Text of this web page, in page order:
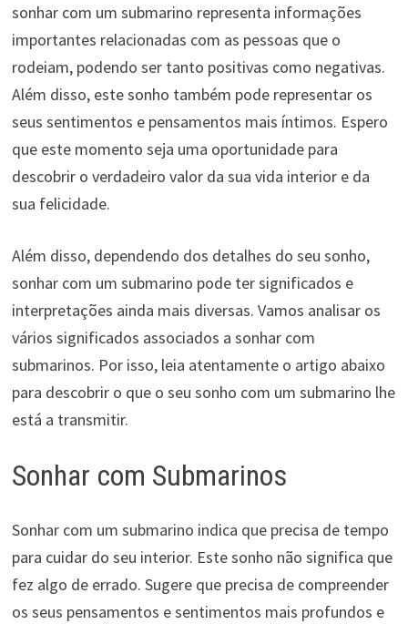
sonhar com um submarino representa informações
importantes relacionadas com as pessoas que o
rodeiam, podendo ser tanto positivas como negativas.
Além disso, este sonho também pode representar os
seus sentimentos e pensamentos mais íntimos. Espero
que este momento seja uma oportunidade para
descobrir o verdadeiro valor da sua vida interior e da
sua felicidade.
Além disso, dependendo dos detalhes do seu sonho,
sonhar com um submarino pode ter significados e
interpretações ainda mais diversas. Vamos analisar os
vários significados associados a sonhar com
submarinos. Por isso, leia atentamente o artigo abaixo
para descobrir o que o seu sonho com um submarino lhe
está a transmitir.
Sonhar com Submarinos
Sonhar com um submarino indica que precisa de tempo
para cuidar do seu interior. Este sonho não significa que
fez algo de errado. Sugere que precisa de compreender
os seus pensamentos e sentimentos mais profundos e